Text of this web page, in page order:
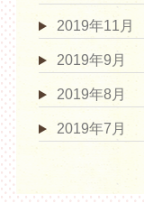
2019年11月
2019年9月
2019年8月
2019年7月